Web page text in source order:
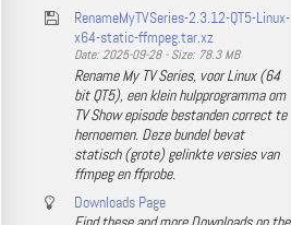
RenameMyTVSeries-2.3.12-QT5-Linux-
x64-static-ffmpeg.tar.xz
Date: 2025-09-28 - Size: 78.3 MB
Rename My TV Series, voor Linux (64
bit QT5), een klein hulpprogramma om
TV Show episode bestanden correct te
hernoemen. Deze bundel bevat
statisch (grote) gelinkte versies van
ffmpeg en ffprobe.
Downloads Page